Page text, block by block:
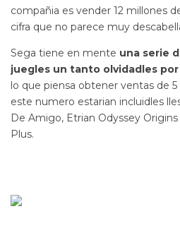
compañia es vender 12 millones
cifra que no parece muy
Sega tiene en mente una serie
juegles un tanto olvidadles
lo que piensa obtener ventas de
este numero estarian incluidles
De Amigo, Etrian Odyssey
Plus.